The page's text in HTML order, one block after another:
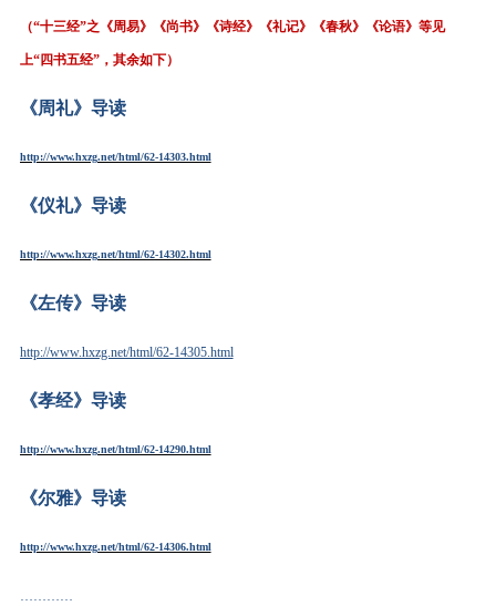
（“十三经”之《周易》《尚书》《诗经》《礼记》《春秋》《论语》等见
上“四书五经”，其余如下）
《周礼》导读
http://www.hxzg.net/html/62-14303.html
《仪礼》导读
http://www.hxzg.net/html/62-14302.html
《左传》导读
http://www.hxzg.net/html/62-14305.html
《孝经》导读
http://www.hxzg.net/html/62-14290.html
《尔雅》导读
http://www.hxzg.net/html/62-14306.html
…………